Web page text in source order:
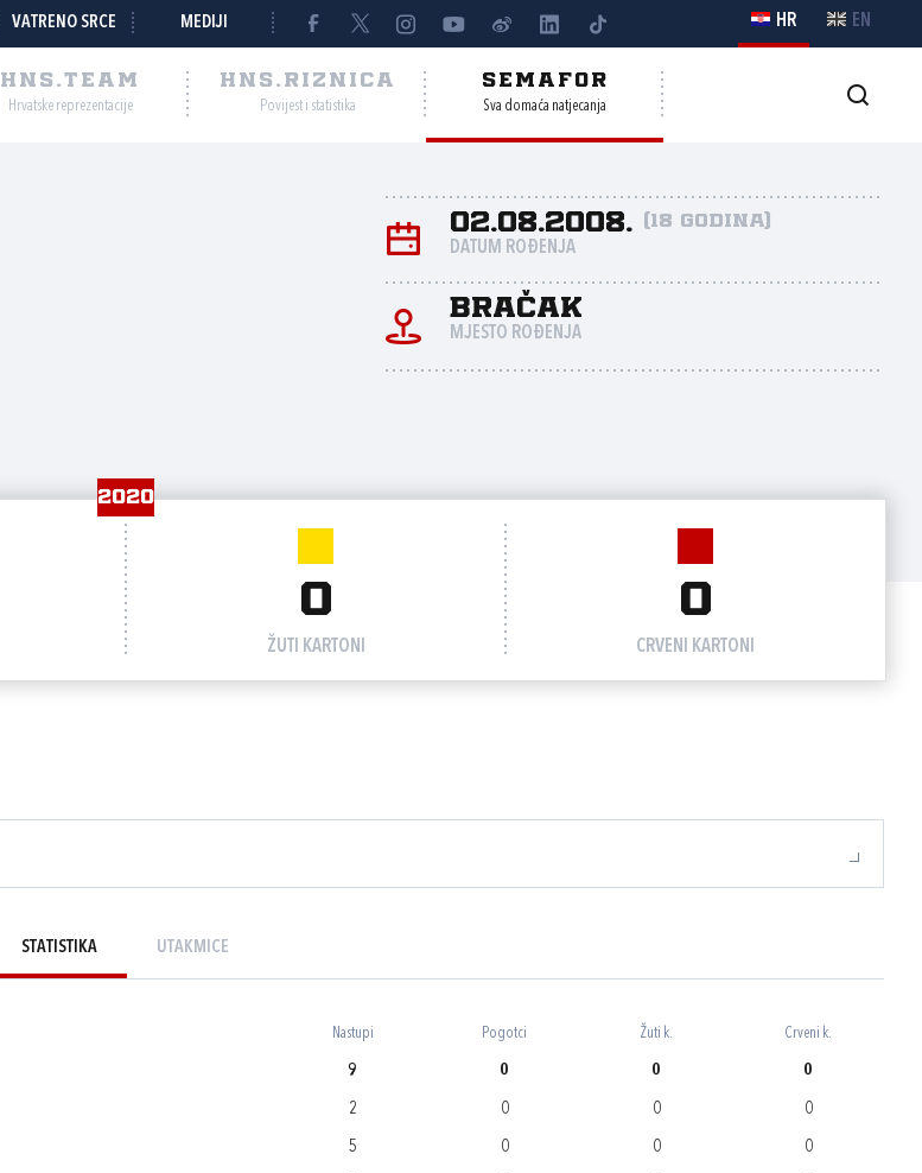
VATRENO SRCE MEDIJI HR EN
HNS.TEAM
Hrvatske reprezentacije
HNS.RIZNICA
Povijest i statistika
SEMAFOR
Sva domaća natjecanja
02.08.2008. (18 godina)
DATUM ROĐENJA
Bračak
MJESTO ROĐENJA
2020
0
ŽUTI KARTONI
0
CRVENI KARTONI
STATISTIKA UTAKMICE
Nastupi Pogotci Žuti k. Crveni k.
9 0 0 0
2 0 0 0
5 0 0 0